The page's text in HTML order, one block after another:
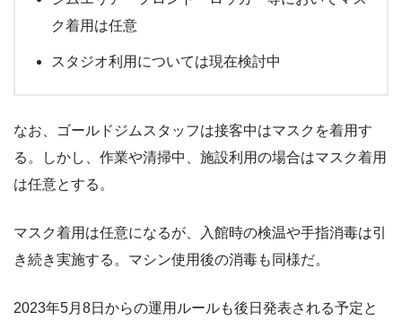
ク着用は任意
スタジオ利用については現在検討中
なお、ゴールドジムスタッフは接客中はマスクを着用す
る。しかし、作業や清掃中、施設利用の場合はマスク着用
は任意とする。
マスク着用は任意になるが、入館時の検温や手指消毒は引
き続き実施する。マシン使用後の消毒も同様だ。
2023年5月8日からの運用ルールも後日発表される予定と